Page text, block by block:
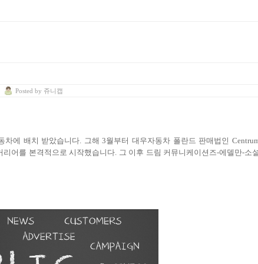
Posted by 쥬니캡
차에 배치 받았습니다. 그해 3월부터 대우자동차 폴란드 판매법인
리어를 본격적으로 시작했습니다. 그 이후 드림 커뮤니케이션즈-에델만-소